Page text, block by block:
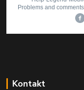
Kontakt